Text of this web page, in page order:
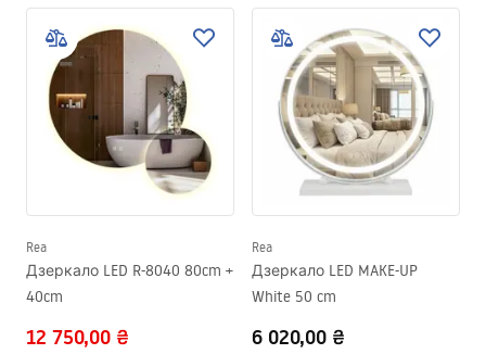
Rea
Дзеркало LED R-8040 80cm +
40cm
12 750,00 ₴
Rea
Дзеркало LED MAKE-UP
White 50 cm
6 020,00 ₴